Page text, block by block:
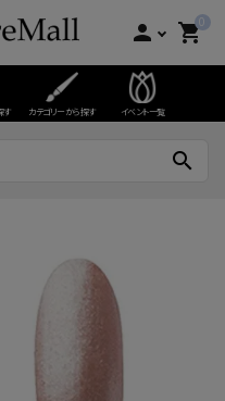
person 0
shopping_cart
す カテゴリーから探す イベント一覧
search